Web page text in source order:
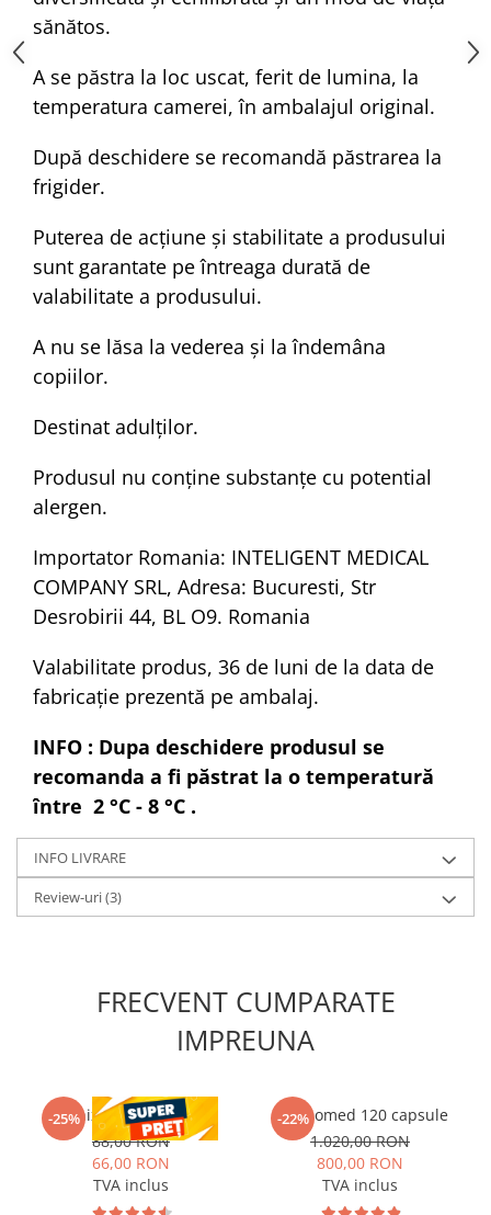
sănătos.
A se păstra la loc uscat, ferit de lumina, la
temperatura camerei, în ambalajul original.
După deschidere se recomandă păstrarea la
frigider.
Puterea de acțiune și stabilitate a produsului
sunt garantate pe întreaga durată de
valabilitate a produsului.
A nu se lăsa la vederea și la îndemâna
copiilor.
Destinat adulților.
Produsul nu conține substanțe cu potential
alergen.
Importator Romania: INTELIGENT MEDICAL
COMPANY SRL, Adresa: Bucuresti, Str
Desrobirii 44, BL O9. Romania
Valabilitate produs, 36 de luni de la data de
fabricație prezentă pe ambalaj.
INFO : Dupa deschidere produsul se
recomanda a fi păstrat la o temperatură
între 2 °C - 8 °C .
INFO LIVRARE
Review-uri(3)
FRECVENT CUMPARATE
IMPREUNA
-25%
RenixVet 60 capsule
88,00 RON
66,00 RON
TVA inclus
-22%
2 x Azomed 120 capsule
1.020,00 RON
800,00 RON
TVA inclus